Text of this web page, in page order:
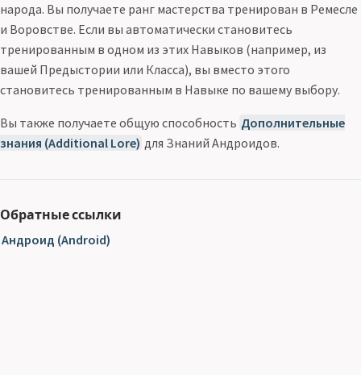
народа. Вы получаете ранг мастерства тренирован в Ремесле
и Воровстве. Если вы автоматически становитесь
тренированным в одном из этих Навыков (например, из
вашей Предыстории или Класса), вы вместо этого
становитесь тренированным в Навыке по вашему выбору.
Вы также получаете общую способность Дополнительные
знания (Additional Lore) для Знаний Андроидов.
Обратные ссылки
Андроид (Android)